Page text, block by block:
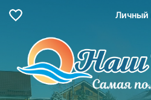
Личный